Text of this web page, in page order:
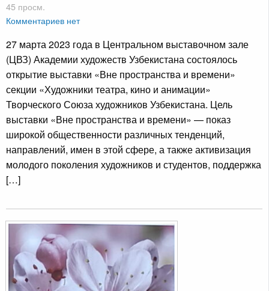
45 просм.
Комментариев нет
27 марта 2023 года в Центральном выставочном зале
(ЦВЗ) Академии художеств Узбекистана состоялось
открытие выставки «Вне пространства и времени»
секции «Художники театра, кино и анимации»
Творческого Союза художников Узбекистана. Цель
выставки «Вне пространства и времени» — показ
широкой общественности различных тенденций,
направлений, имен в этой сфере, а также активизация
молодого поколения художников и студентов, поддержка
[…]